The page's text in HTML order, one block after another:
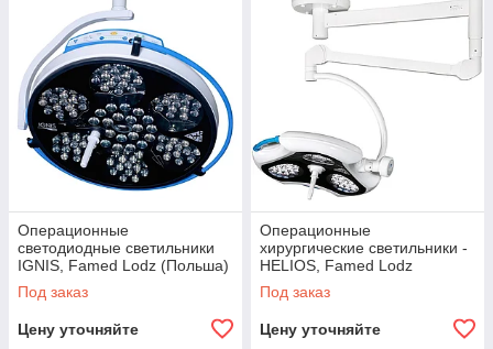
Операционные
светодиодные светильники
IGNIS, Famed Lodz (Польша)
Под заказ
Цену уточняйте
Операционные
хирургические светильники -
HELIOS, Famed Lodz
(Польша)
Под заказ
Цену уточняйте